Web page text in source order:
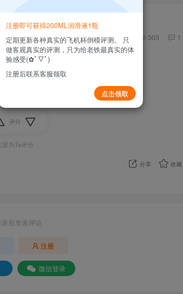
303 1
评分
迎为Ta评分
分享 收藏
后发表评论
注册
微信登录
注册即可获得200ML润滑液1瓶
定期更新各种真实的飞机杯倒模评测。 只
做客观真实的评测，只为给老铁最真实的体
验感受(✿ﾟ▽ﾟ)
注册后联系客服领取
点击领取